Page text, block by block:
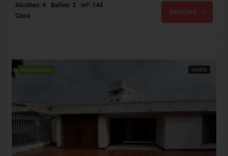
Alcobas: 4 Baños: 2
m²: 144
Casa
Detalles
DESTACADO VENTA